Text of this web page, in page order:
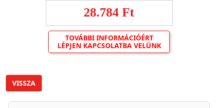
28.784 Ft
TOVÁBBI INFORMÁCIÓÉRT
LÉPJEN KAPCSOLATBA VELÜNK
VISSZA